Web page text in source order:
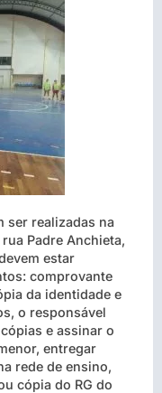
ser realizadas na
Padre Anchieta,
estar
comprovante
da identidade e
o responsável
e assinar o
entregar
rede de ensino,
cópia do RG do